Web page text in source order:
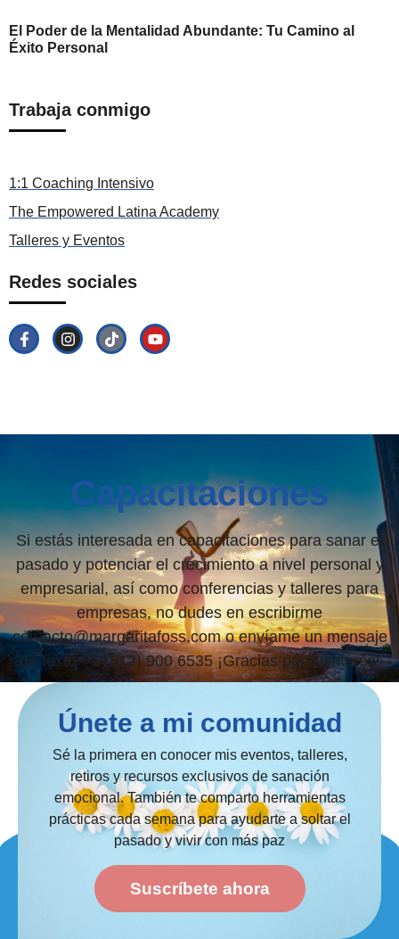
El Poder de la Mentalidad Abundante: Tu Camino al
Éxito Personal
Trabaja conmigo
1:1 Coaching Intensivo
The Empowered Latina Academy
Talleres y Eventos
Redes sociales
Capacitaciones
Si estás interesada en capacitaciones para sanar el
pasado y potenciar el crecimiento a nivel personal y
empresarial, así como conferencias y talleres para
empresas, no dudes en escribirme
contacto@margaritafoss.com o envíame un mensaje
de texto +1 (512) 900 6535 ¡Gracias por tu interés!
Únete a mi comunidad
Sé la primera en conocer mis eventos, talleres,
retiros y recursos exclusivos de sanación
emocional. También te comparto herramientas
prácticas cada semana para ayudarte a soltar el
pasado y vivir con más paz
Suscríbete ahora